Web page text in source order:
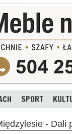
SPORT
- Dali